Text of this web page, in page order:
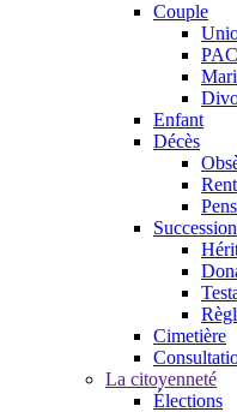
Couple
Enfant
Décès
Succession
Cimetière
La citoyenneté
Élections